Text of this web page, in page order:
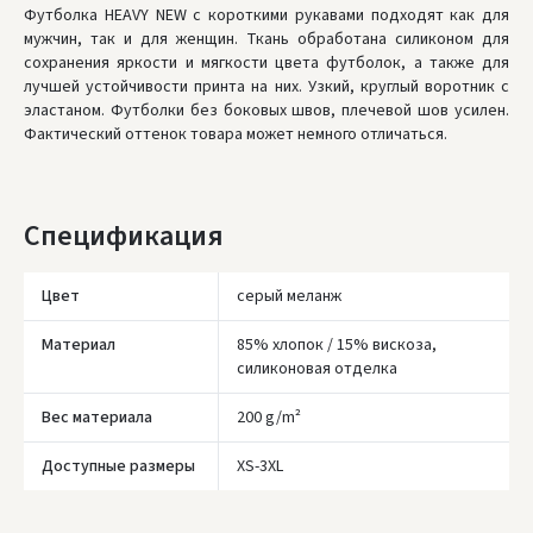
LP Express kurjeris- 4.00 €
Понедельник, Август 10 d.
ЗАКАЗЫ ОТ80 € БЕСПЛАТНАЯ ДОСТАВКА!
НЕДОСТАТОК БЕСПЛАТНОЙ ДОСТАВКИ:80 €
Футболкa HEAVY NEW с короткими рукавами подходят как для
мужчин, так и для женщин. Ткань обработана силиконом для
сохранения яркости и мягкости цвета футболок, а также для
лучшей устойчивости принта на них. Узкий, круглый воротник с
эластаном. Футболки без боковых швов, плечевой шов усилен.
Фактический оттенок товара может немного отличаться.
Спецификация
Цвет серый меланж
Материал
85% хлопок / 15% вискоза,
силиконовая отделка
Вес материала 200 g/m²
Доступные размеры XS-3XL
Įvertinimas: